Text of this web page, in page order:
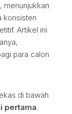
menunjukkan
konsisten
Artikel ini
para calon
di bawah
pertama.